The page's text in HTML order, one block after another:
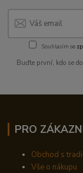
Souhlasím se
Buďte první, kdo se
PRO
Obchod s
Vše o nákupu